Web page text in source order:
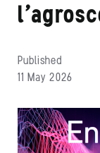
Published
11 May 2026